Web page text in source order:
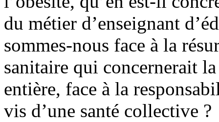
du métier d’enseignant
sommes-nous face à la
sanitaire qui concernerait
entière, face à la
vis d’une santé collective ?